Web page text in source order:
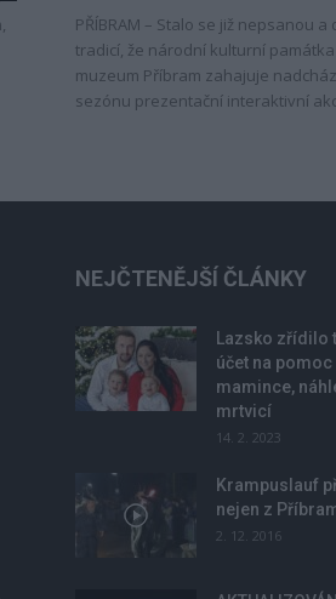
PŘÍBRAM – Stalo se již nepsanou
tradicí, že národní kulturní
muzeum Příbram zahajuje
sezónu prezentační interaktivní
NEJČTENĚJŠÍ ČLÁNKY
Lazsko
účet na
mamince,
mrtvicí
14. 2. 2023
Krampuslauf
nejen z
2. 12. 2016